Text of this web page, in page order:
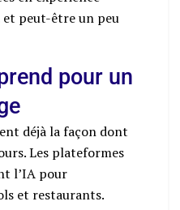
peut-être un peu
pour un
déjà la façon dont
Les plateformes
l’IA pour
et restaurants.